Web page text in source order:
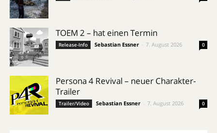
TOEM 2 – hat einen Termin
Release-Info Sebastian Essner 7. August 2026 0
Persona 4 Revival – neuer Charakter-
Trailer
Trailer/Video Sebastian Essner 7. August 2026 0